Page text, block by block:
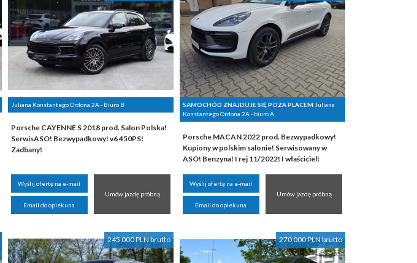
Juliana Konstantego Ordona 2A - Biuro B
Porsche CAYENNE S 2018 prod. Salon Polska!
SerwisASO! Bezwypadkowy! v6 450PS!
Zadbany!
Wyślij ofertę na e-mail
Email do opiekuna
Umów jazdę próbną
SAMOCHÓD ZNAJDUJE SIĘ POZA PLACEM Juliana
Konstantego Ordona 2A - biuro A
Porsche MACAN 2022 prod. Bezwypadkowy!
Kupiony w polskim salonie! Serwisowany w
ASO! Benzyna! I rej 11/2022! I właściciel!
Wyślij ofertę na e-mail
Email do opiekuna
Umów jazdę próbną
245 000 PLN brutto 270 000 PLN brutto